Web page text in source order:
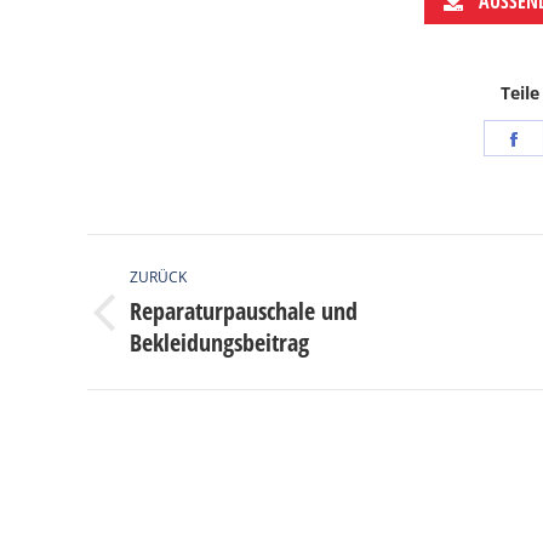
KOMMENTARNAVIGATION
ZURÜCK
Vorheriger
Beitrag:
Reparaturpauschale und
Bekleidungsbeitrag